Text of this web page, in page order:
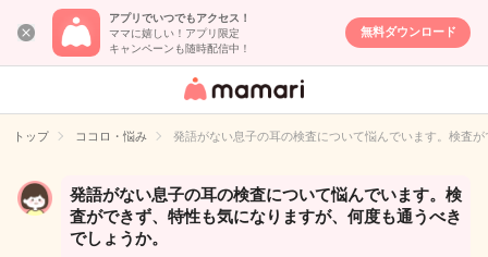
アプリでいつでもアクセス！
ママに嬉しい！アプリ限定
キャンペーンも随時配信中！
無料ダウンロード
女性専用匿名QA
イト
トップ ココロ・悩み 発語がない息子の耳の検査について悩んでいます。検査
発語がない息子の耳の検査について悩んでいます。検
査ができず、特性も気になりますが、何度も通うべき
でしょうか。